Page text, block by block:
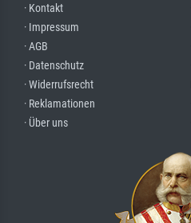
· Kontakt
· Impressum
· AGB
· Datenschutz
· Widerrufsrecht
· Reklamationen
· Über uns